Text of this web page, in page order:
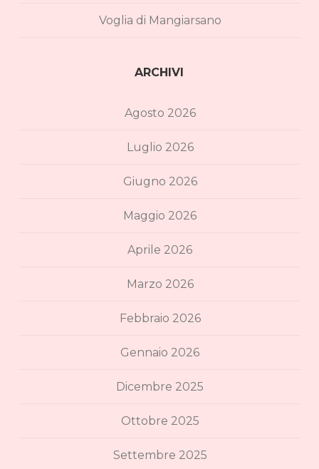
Voglia di Mangiarsano
ARCHIVI
Agosto 2026
Luglio 2026
Giugno 2026
Maggio 2026
Aprile 2026
Marzo 2026
Febbraio 2026
Gennaio 2026
Dicembre 2025
Ottobre 2025
Settembre 2025